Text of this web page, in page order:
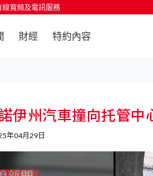
線寬頻及電訊服務
財經 特約內容
伊州汽車撞向托管
年04月29日